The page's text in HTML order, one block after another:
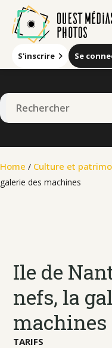
S'inscrire Se
Home / Culture et
galerie des machines
Ile de
nefs, la
machines
TARIFS